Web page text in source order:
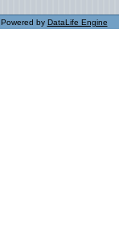
Powered by DataLife Engine